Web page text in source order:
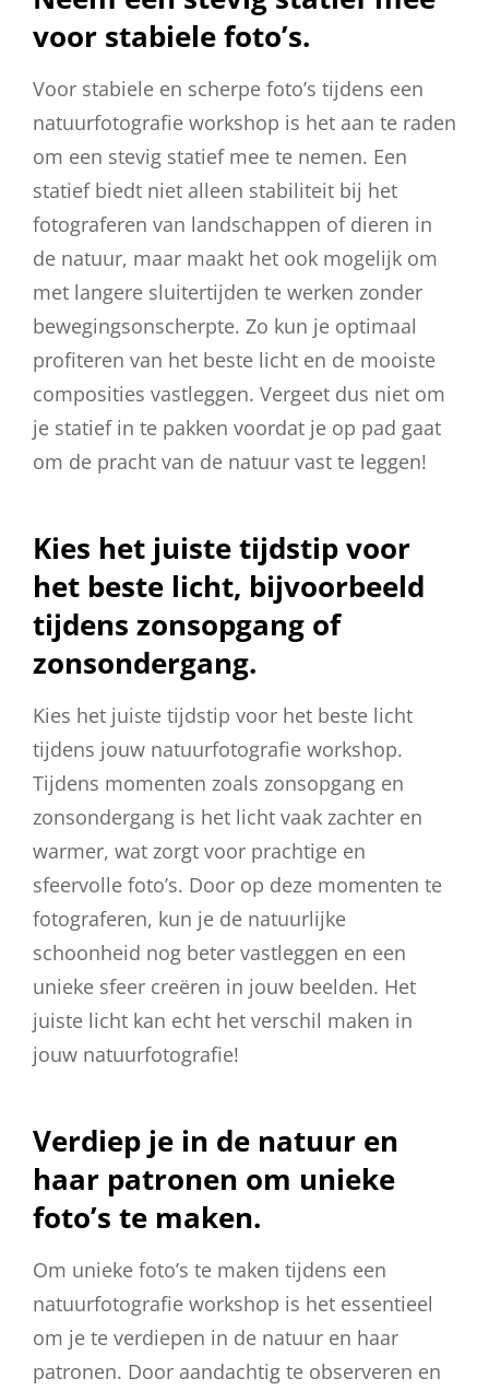
voor stabiele foto’s.
Voor stabiele en scherpe foto’s tijdens een
natuurfotografie workshop is het aan te raden
om een stevig statief mee te nemen. Een
statief biedt niet alleen stabiliteit bij het
fotograferen van landschappen of dieren in
de natuur, maar maakt het ook mogelijk om
met langere sluitertijden te werken zonder
bewegingsonscherpte. Zo kun je optimaal
profiteren van het beste licht en de mooiste
composities vastleggen. Vergeet dus niet om
je statief in te pakken voordat je op pad gaat
om de pracht van de natuur vast te leggen!
Kies het juiste tijdstip voor
het beste licht, bijvoorbeeld
tijdens zonsopgang of
zonsondergang.
Kies het juiste tijdstip voor het beste licht
tijdens jouw natuurfotografie workshop.
Tijdens momenten zoals zonsopgang en
zonsondergang is het licht vaak zachter en
warmer, wat zorgt voor prachtige en
sfeervolle foto’s. Door op deze momenten te
fotograferen, kun je de natuurlijke
schoonheid nog beter vastleggen en een
unieke sfeer creëren in jouw beelden. Het
juiste licht kan echt het verschil maken in
jouw natuurfotografie!
Verdiep je in de natuur en
haar patronen om unieke
foto’s te maken.
Om unieke foto’s te maken tijdens een
natuurfotografie workshop is het essentieel
om je te verdiepen in de natuur en haar
patronen. Door aandachtig te observeren en